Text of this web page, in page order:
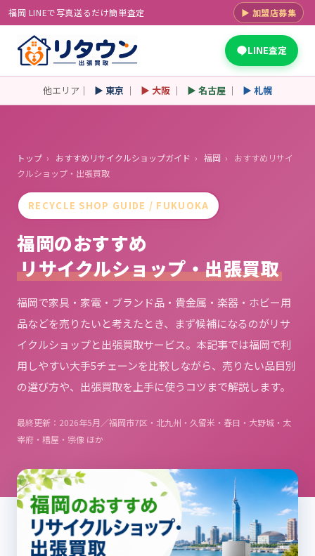
福岡 LINEで写真送るだけ簡単査定 ▶ 加盟店募集
LINE査定
他エリア｜ ▶ 東京 ｜ ▶ 大阪 ｜ ▶ 名古屋 ｜ ▶ 札幌
トップ › おすすめリサイクルショップガイド › 福岡 ›
おすすめリサイ
クルショップ・出張買取
RECYCLE SHOP GUIDE / FUKUOKA
福岡のおすすめ
リサイクルショップ・出張買取
福岡で家具・家電・ブランド品・貴金属・楽器・ホビー用
品などを売りたいと考えたとき、まず候補になるのがリサ
イクルショップと出張買取サービス。本記事では福岡で利
用しやすい大手5チェーンを比較しながら、売りたい品目別
の選び方や、出張買取を上手に使うコツまで解説します。
最終更新：2026年5月／福岡市7区・北九州・久留米・春日・大野城・太
宰府・糟屋・宗像 ほか